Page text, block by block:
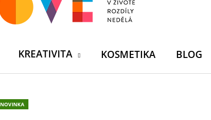
KREATIVITA KOSMETIKA BLOG
NOVINKA